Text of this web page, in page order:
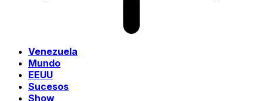
Venezuela
Mundo
EEUU
Sucesos
Show